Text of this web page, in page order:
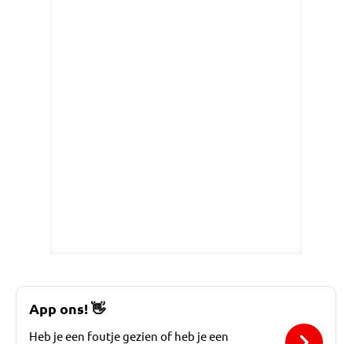
App ons!👋
Heb je een foutje gezien of heb je een